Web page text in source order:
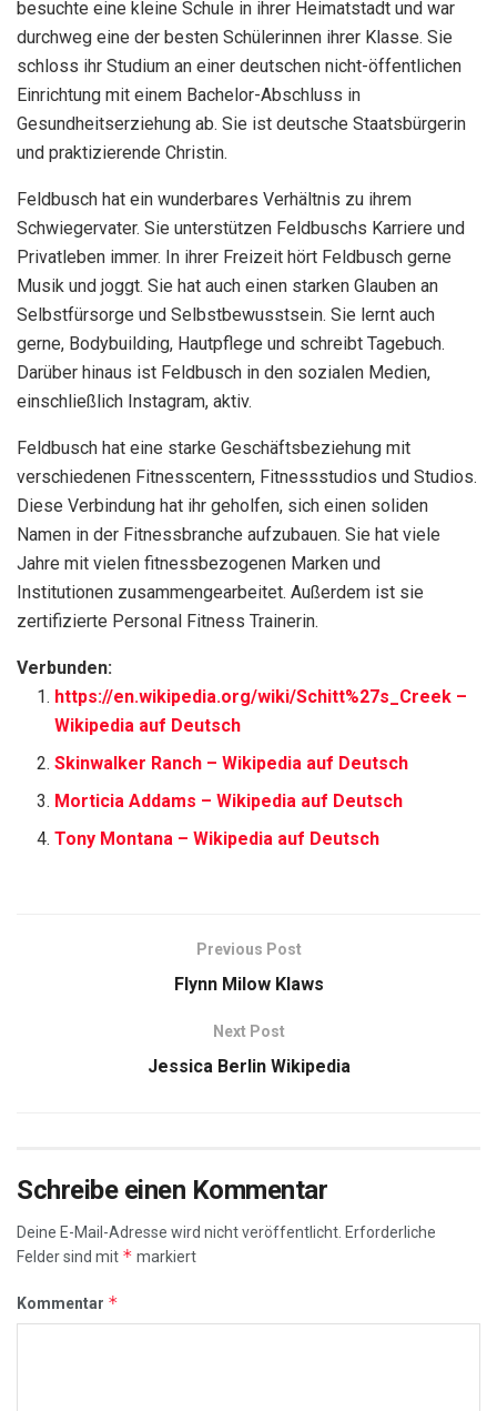
besuchte eine kleine Schule in ihrer Heimatstadt und war
durchweg eine der besten Schülerinnen ihrer Klasse. Sie
schloss ihr Studium an einer deutschen nicht-öffentlichen
Einrichtung mit einem Bachelor-Abschluss in
Gesundheitserziehung ab. Sie ist deutsche Staatsbürgerin
und praktizierende Christin.
Feldbusch hat ein wunderbares Verhältnis zu ihrem
Schwiegervater. Sie unterstützen Feldbuschs Karriere und
Privatleben immer. In ihrer Freizeit hört Feldbusch gerne
Musik und joggt. Sie hat auch einen starken Glauben an
Selbstfürsorge und Selbstbewusstsein. Sie lernt auch
gerne, Bodybuilding, Hautpflege und schreibt Tagebuch.
Darüber hinaus ist Feldbusch in den sozialen Medien,
einschließlich Instagram, aktiv.
Feldbusch hat eine starke Geschäftsbeziehung mit
verschiedenen Fitnesscentern, Fitnessstudios und Studios.
Diese Verbindung hat ihr geholfen, sich einen soliden
Namen in der Fitnessbranche aufzubauen. Sie hat viele
Jahre mit vielen fitnessbezogenen Marken und
Institutionen zusammengearbeitet. Außerdem ist sie
zertifizierte Personal Fitness Trainerin.
Verbunden:
https://en.wikipedia.org/wiki/Schitt%27s_Creek –
Wikipedia auf Deutsch
Skinwalker Ranch – Wikipedia auf Deutsch
Morticia Addams – Wikipedia auf Deutsch
Tony Montana – Wikipedia auf Deutsch
Previous Post
Flynn Milow Klaws
Next Post
Jessica Berlin Wikipedia
Schreibe einen Kommentar
Deine E-Mail-Adresse wird nicht veröffentlicht. Erforderliche
Felder sind mit * markiert
Kommentar *